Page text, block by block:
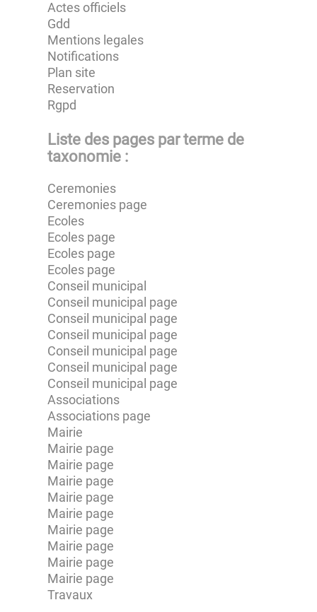
Actes officiels
Gdd
Mentions legales
Notifications
Plan site
Reservation
Rgpd
Liste des pages par terme de
taxonomie :
Ceremonies
Ceremonies page
Ecoles
Ecoles page
Ecoles page
Ecoles page
Conseil municipal
Conseil municipal page
Conseil municipal page
Conseil municipal page
Conseil municipal page
Conseil municipal page
Conseil municipal page
Associations
Associations page
Mairie
Mairie page
Mairie page
Mairie page
Mairie page
Mairie page
Mairie page
Mairie page
Mairie page
Mairie page
Travaux